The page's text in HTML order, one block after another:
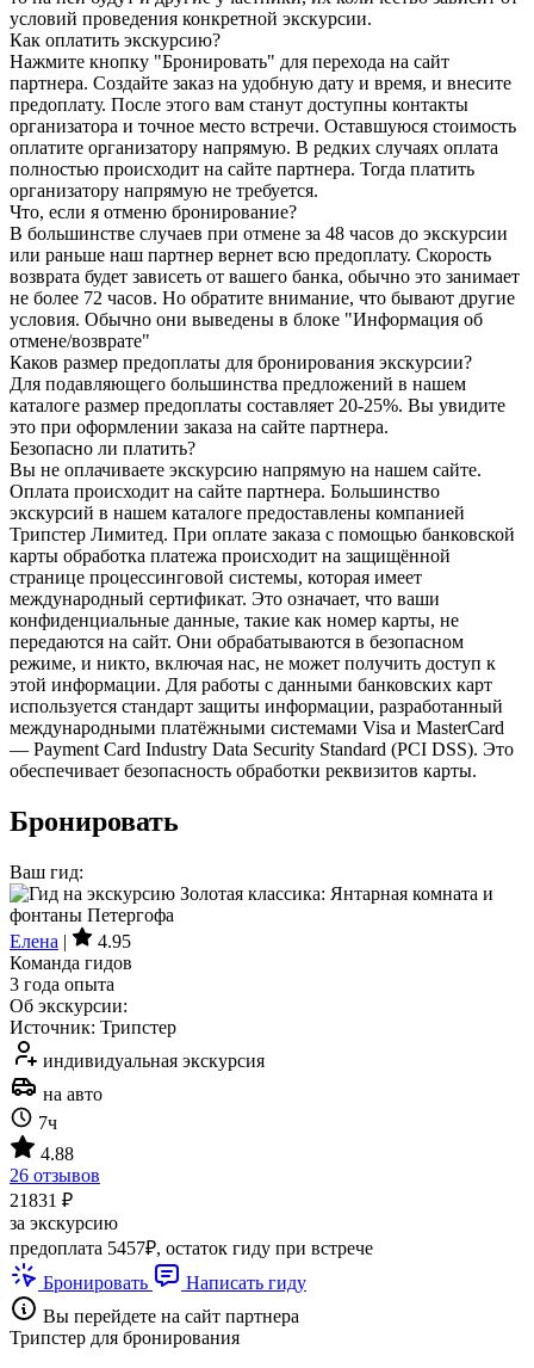
условий проведения конкретной экскурсии.
Как оплатить экскурсию?
Нажмите кнопку "Бронировать" для перехода на сайт
партнера. Создайте заказ на удобную дату и время, и внесите
предоплату. После этого вам станут доступны контакты
организатора и точное место встречи. Оставшуюся стоимость
оплатите организатору напрямую. В редких случаях оплата
полностью происходит на сайте партнера. Тогда платить
организатору напрямую не требуется.
Что, если я отменю бронирование?
В большинстве случаев при отмене за 48 часов до экскурсии
или раньше наш партнер вернет всю предоплату. Скорость
возврата будет зависеть от вашего банка, обычно это занимает
не более 72 часов. Но обратите внимание, что бывают другие
условия. Обычно они выведены в блоке "Информация об
отмене/возврате"
Каков размер предоплаты для бронирования экскурсии?
Для подавляющего большинства предложений в нашем
каталоге размер предоплаты составляет 20-25%. Вы увидите
это при оформлении заказа на сайте партнера.
Безопасно ли платить?
Вы не оплачиваете экскурсию напрямую на нашем сайте.
Оплата происходит на сайте партнера. Большинство
экскурсий в нашем каталоге предоставлены компанией
Трипстер Лимитед. При оплате заказа с помощью банковской
карты обработка платежа происходит на защищённой
странице процессинговой системы, которая имеет
международный сертификат. Это означает, что ваши
конфиденциальные данные, такие как номер карты, не
передаются на сайт. Они обрабатываются в безопасном
режиме, и никто, включая нас, не может получить доступ к
этой информации. Для работы с данными банковских карт
используется стандарт защиты информации, разработанный
международными платёжными системами Visa и MasterCard
— Payment Card Industry Data Security Standard (PCI DSS). Это
обеспечивает безопасность обработки реквизитов карты.
Бронировать
Ваш гид:
Елена |
4.95
Команда гидов
3 года опыта
Об экскурсии:
Источник: Трипстер
индивидуальная экскурсия
на авто
7ч
4.88
26 отзывов
21831 ₽
за экскурсию
предоплата 5457₽, остаток гиду при встрече
Бронировать
Написать гиду
Вы перейдете на сайт партнера
Трипстер для бронирования